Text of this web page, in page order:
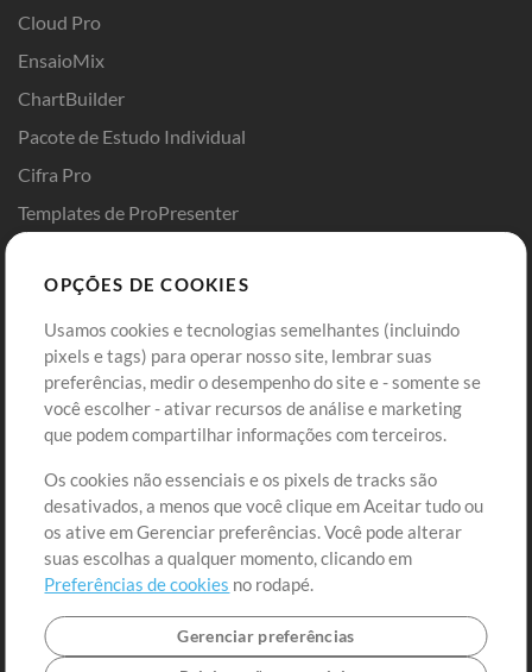
Cloud Pro
EnsaioMix
ChartBuilder
Pacote de Estudo Individual
Cifra Pro
Templates de ProPresenter
Comprar Créditos
Conteúdo Grátis
Solicite uma Música
Extras
Sessões
Envie seu conteúdo
Playlist
MT Conference
Entre
Cadastre-se
Ir ao carrinho
OPÇÕES DE COOKIES
Usamos cookies e tecnologias semelhantes (incluindo
pixels e tags) para operar nosso site, lembrar suas
preferências, medir o desempenho do site e - somente se
você escolher - ativar recursos de análise e marketing
que podem compartilhar informações com terceiros.
Os cookies não essenciais e os pixels de tracks são
desativados, a menos que você clique em Aceitar tudo ou
os ative em Gerenciar preferências. Você pode alterar
suas escolhas a qualquer momento, clicando em
Preferências de cookies no rodapé.
Gerenciar preferências